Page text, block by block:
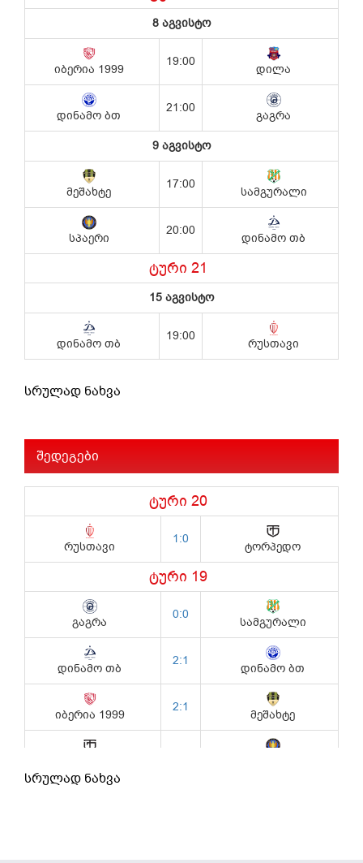
სრულად ნახვა
შედეგები
სრულად ნახვა